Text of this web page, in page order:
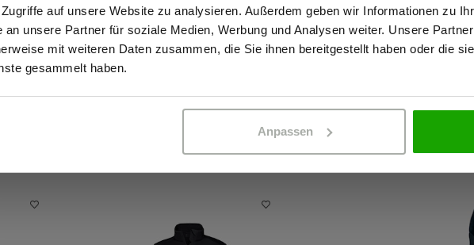
auf unsere Website zu analysieren. Außerdem geben wir Informationen zu
an unsere Partner für soziale Medien, Werbung und Analysen weiter. Unsere
mit weiteren Daten zusammen, die Sie ihnen bereitgestellt haben oder die
gesammelt haben.
Anpassen
GEWERBETREIBENDER PRIVATPERSON